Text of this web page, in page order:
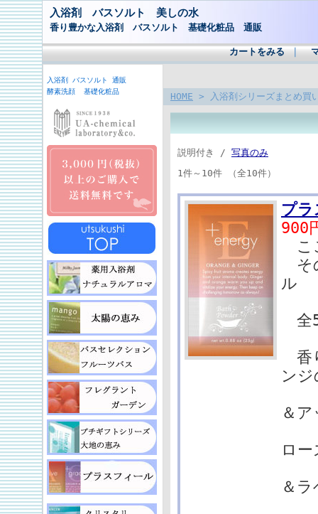
入浴剤 バスソルト 美しの水
香り豊かな入浴剤 バスソルト 基礎化粧品 通販
カートをみる｜
入浴剤 バスソルト 通販
酵素洗顔 基礎化粧品
HOME > 入浴剤シリーズまとめ買
説明付き / 写真のみ
1件～10件 （全10件）
プ
900
こ
そ
ル
全
香
ン
＆
ロ
＆